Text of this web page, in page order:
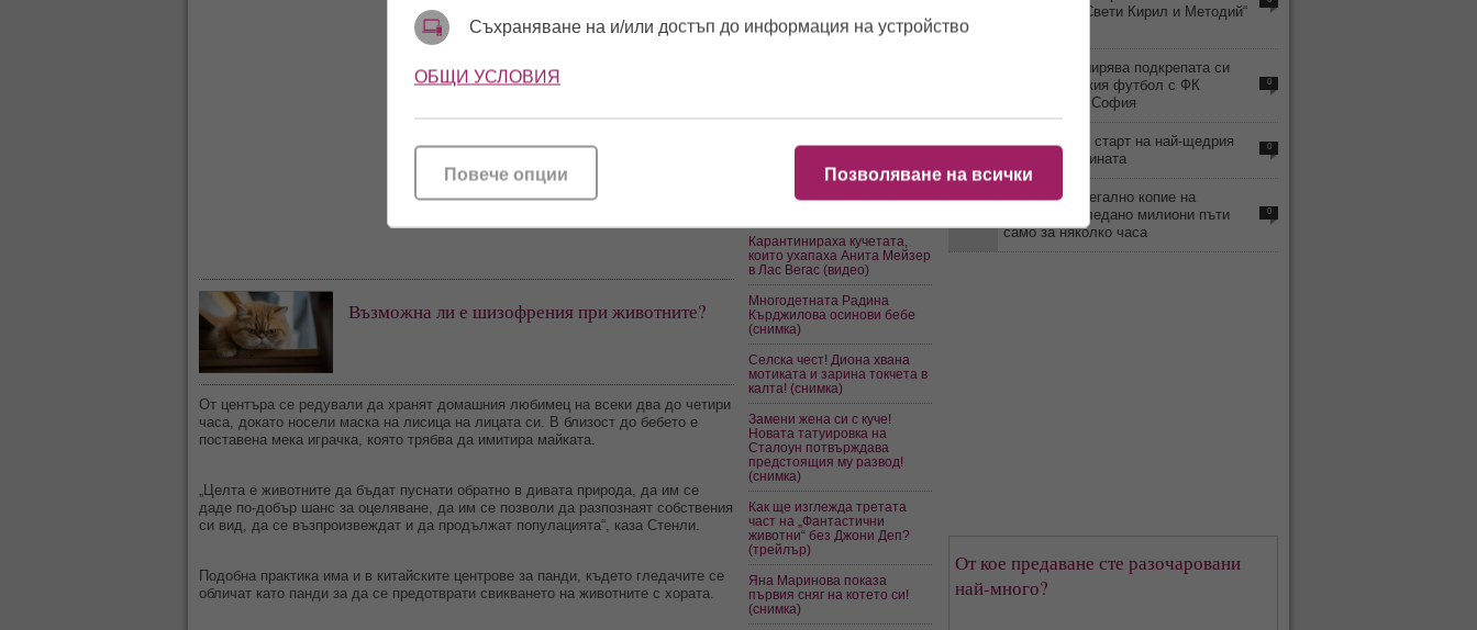
Възможна ли е шизофрения при животните?
От центъра се редували да хранят домашния любимец на всеки два до четири
часа, докато носели маска на лисица на лицата си. В близост до бебето е
поставена мека играчка, която трябва да имитира майката.
„Целта е животните да бъдат пуснати обратно в дивата природа, да им се
даде по-добър шанс за оцеляване, да им се позволи да разпознаят собствения
си вид, да се възпроизвеждат и да продължат популацията“, каза Стенли.
Подобна практика има и в китайските центрове за панди, където гледачите се
обличат като панди за да се предотврати свикването на животните с хората.
при животните?
Мая Манолова кълне убиеца
си понесе последствията“
21 години затвор за
отвлечените кучета на
Карантинираха кучетата,
които ухапаха Анита Мейзер
в Лас Вегас (видео)
Многодетната Радина
Кърджилова осинови бебе
(снимка)
Селска чест! Диона хвана
мотиката и зарина токчета в
калта! (снимка)
Замени жена си с куче!
Новата татуировка на
Сталоун потвърждава
предстоящия му развод!
(снимка)
Как ще изглежда третата
част на „Фантастични
животни“ без Джони Деп?
(трейлър)
Яна Маринова показа
първия сняг на котето си!
(снимка)
ОбУ „Свети Свети Кирил и Методий“
8888.bg разширява подкрепата си
към българския футбол с ФК
Враждебна - София
0
8888.bg дава старт на най-щедрия
месец от годината
0
ВИДЕО: Нелегално копие на
„Одисея“ е гледано милиони пъти
само за няколко часа
0
От кое предаване сте разочаровани
най-много?
Съхраняване на и/или достъп до информация на устройство
ОБЩИ УСЛОВИЯ
Позволяване на всички
Повече опции